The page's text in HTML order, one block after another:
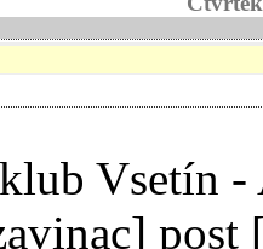
Vsetín -
post